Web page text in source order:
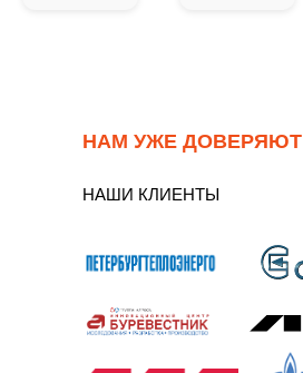
НАМ УЖЕ ДОВЕРЯЮТ
НАШИ КЛИЕНТЫ